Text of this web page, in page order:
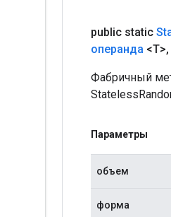
public static
операнда <T>,
Фабричный
Параметры
объем
форма